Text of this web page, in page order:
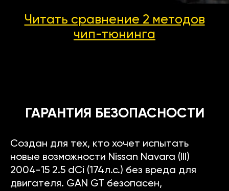
Читать сравнение 2 методов
чип-тюнинга
ГАРАНТИЯ БЕЗОПАСНОСТИ
Создан для тех, кто хочет испытать
новые возможности Nissan Navara (III)
2004-15 2.5 dCi (174л.с.) без вреда для
двигателя. GAN GT безопасен,